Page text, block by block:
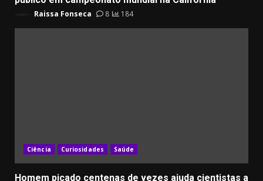
Raissa Fonseca 8 184
Ciência Curiosidades Saúde
Homem picado centenas de vezes ajuda cientistas a